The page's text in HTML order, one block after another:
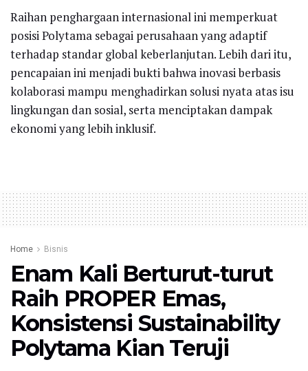
Raihan penghargaan internasional ini memperkuat
posisi Polytama sebagai perusahaan yang adaptif
terhadap standar global keberlanjutan. Lebih dari itu,
pencapaian ini menjadi bukti bahwa inovasi berbasis
kolaborasi mampu menghadirkan solusi nyata atas isu
lingkungan dan sosial, serta menciptakan dampak
ekonomi yang lebih inklusif.
Home Bisnis
Enam Kali Berturut-turut
Raih PROPER Emas,
Konsistensi Sustainability
Polytama Kian Teruji